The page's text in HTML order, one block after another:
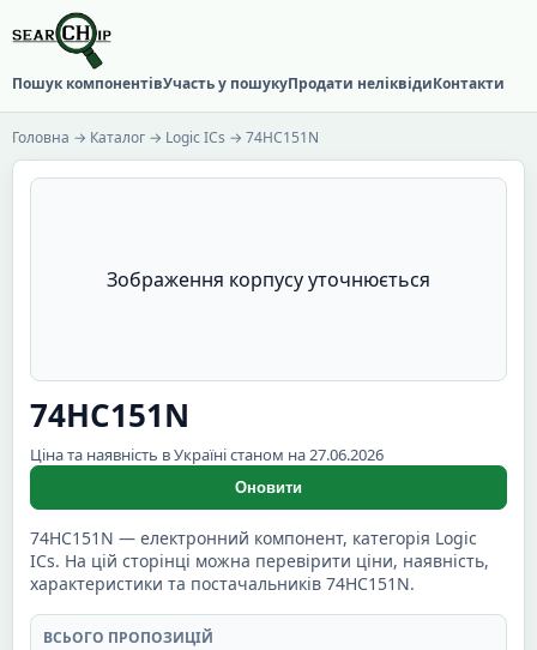
Пошук компонентівУчасть у пошукуПродати неліквідиКонтакти
Головна → Каталог → Logic ICs → 74HC151N
Зображення корпусу уточнюється
74HC151N
Ціна та наявність в Україні станом на 27.06.2026
Оновити
74HC151N — електронний компонент, категорія Logic
ICs. На цій сторінці можна перевірити ціни, наявність,
характеристики та постачальників 74HC151N.
ВСЬОГО ПРОПОЗИЦІЙ